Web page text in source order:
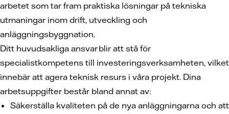
arbetet som tar fram praktiska lösningar på tekniska
utmaningar inom drift, utveckling och
anläggningsbyggnation.
Ditt huvudsakliga ansvar blir att stå för
specialistkompetens till investeringsverksamheten, vilket
innebär att agera teknisk resurs i våra projekt. Dina
arbetsuppgifter består bland annat av:
Säkerställa kvaliteten på de nya anläggningarna och att